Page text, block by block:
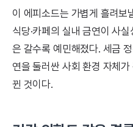
이 에피소드는 가볍게 흘려보
식당·카페의 실내 금연이 사
은 갈수록 예민해졌다. 세금
연을 둘러싼 사회 환경 자체
뀐 것이다.